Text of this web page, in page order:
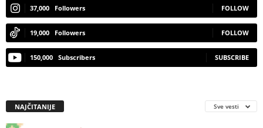
37,000 Followers FOLLOW
19,000 Followers FOLLOW
150,000 Subscribers SUBSCRIBE
NAJČITANIJE Sve vesti